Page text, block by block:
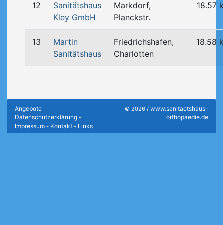
12
Sanitätshaus
Kley GmbH
Markdorf,
Planckstr.
18.57
13
Martin
Sanitätshaus
Friedrichshafen,
Charlotten
18.58
Angebote -
Datenschutzerklärung -
Impressum - Kontakt - Links
© 2026 / www.sanitaetshaus-
orthopaedie.de